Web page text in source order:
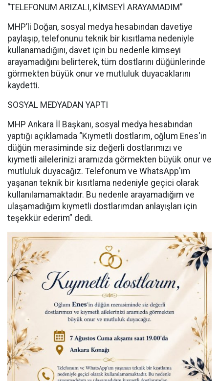
“TELEFONUM ARIZALI, KİMSEYİ ARAYAMADIM”
MHP’li Doğan, sosyal medya hesabından davetiye
paylaşıp, telefonunu teknik bir kısıtlama nedeniyle
kullanamadığını, davet için bu nedenle kimseyi
arayamadığını belirterek, tüm dostlarını düğünlerinde
görmekten büyük onur ve mutluluk duyacaklarını
kaydetti.
SOSYAL MEDYADAN YAPTI
MHP Ankara İl Başkanı, sosyal medya hesabından
yaptığı açıklamada “Kıymetli dostlarım, oğlum Enes'in
düğün merasiminde siz değerli dostlarımızı ve
kıymetli ailelerinizi aramızda görmekten büyük onur ve
mutluluk duyacağız. Telefonum ve WhatsApp'ım
yaşanan teknik bir kısıtlama nedeniyle geçici olarak
kullanılamamaktadır. Bu nedenle arayamadığım ve
ulaşamadığım kıymetli dostlarımdan anlayışları için
teşekkür ederim” dedi.